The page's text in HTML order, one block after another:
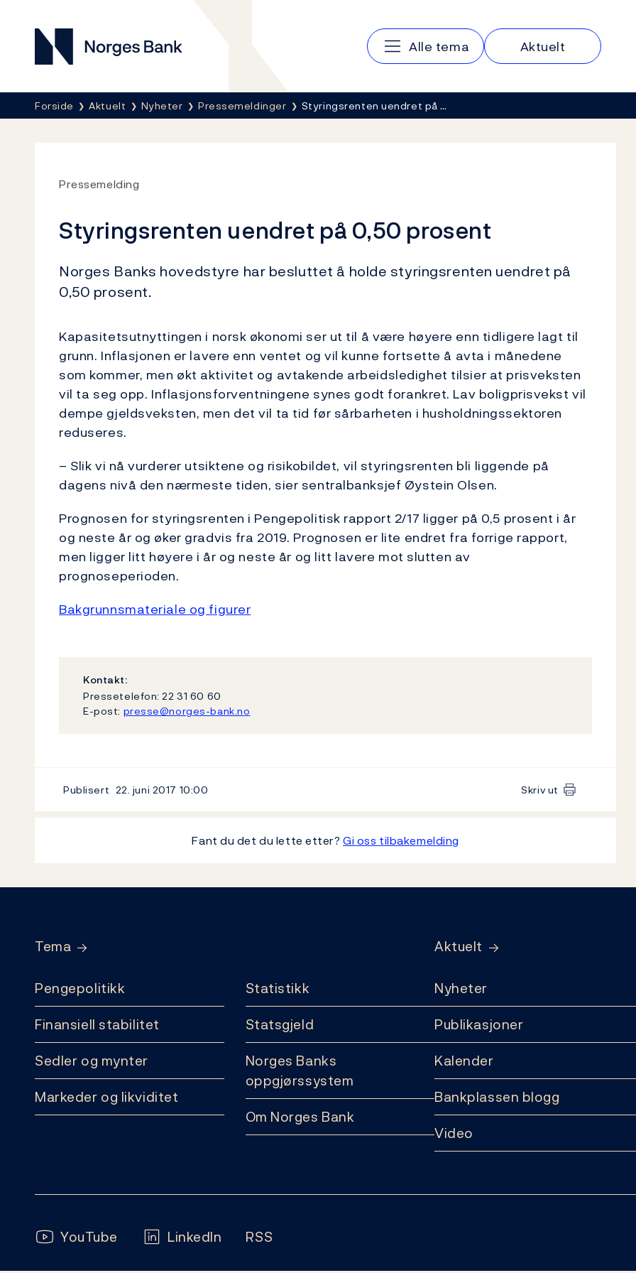
Norges Bank
Hovedmeny
Alle tema Aktuelt
Her er du nå:
Forside Aktuelt Nyheter Pressemeldinger Styringsrenten uendret på …
Pressemelding
Styringsrenten uendret på 0,50 prosent
Norges Banks hovedstyre har besluttet å holde styringsrenten uendret på
0,50 prosent.
Kapasitetsutnyttingen i norsk økonomi ser ut til å være høyere enn tidligere lagt til
grunn. Inflasjonen er lavere enn ventet og vil kunne fortsette å avta i månedene
som kommer, men økt aktivitet og avtakende arbeidsledighet tilsier at prisveksten
vil ta seg opp. Inflasjonsforventningene synes godt forankret. Lav boligprisvekst vil
dempe gjeldsveksten, men det vil ta tid før sårbarheten i husholdningssektoren
reduseres.
– Slik vi nå vurderer utsiktene og risikobildet, vil styringsrenten bli liggende på
dagens nivå den nærmeste tiden, sier sentralbanksjef Øystein Olsen.
Prognosen for styringsrenten i Pengepolitisk rapport 2/17 ligger på 0,5 prosent i år
og neste år og øker gradvis fra 2019. Prognosen er lite endret fra forrige rapport,
men ligger litt høyere i år og neste år og litt lavere mot slutten av
prognoseperioden.
Bakgrunnsmateriale og figurer
Kontakt:
Pressetelefon: 22 31 60 60
E-post: presse@norges-bank.no
Publisert 22. juni 2017 10:00 Skriv ut
Fant du det du lette etter?Gi oss tilbakemelding
Tema
Pengepolitikk
Finansiell stabilitet
Sedler og mynter
Markeder og likviditet
Statistikk
Statsgjeld
Norges Banks
oppgjørssystem
Om Norges Bank
Aktuelt
Nyheter
Publikasjoner
Kalender
Bankplassen blogg
Video
Følg oss:
YouTube LinkedIn RSS